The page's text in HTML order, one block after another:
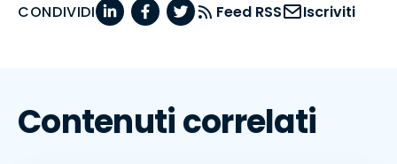
CONDIVIDI Feed RSS Iscriviti
Contenuti correlati